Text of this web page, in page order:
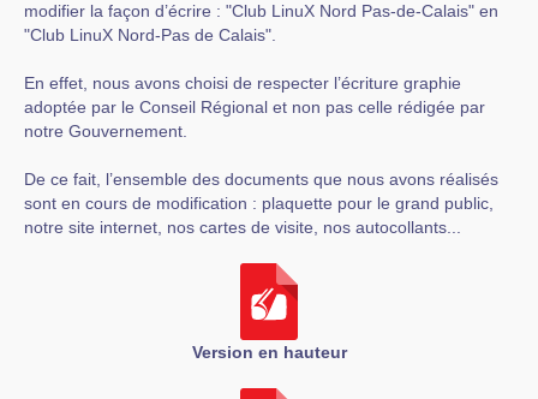
modifier la façon d’écrire : "Club LinuX Nord Pas-de-Calais" en
"Club LinuX Nord-Pas de Calais".
En effet, nous avons choisi de respecter l’écriture graphie
adoptée par le Conseil Régional et non pas celle rédigée par
notre Gouvernement.
De ce fait, l’ensemble des documents que nous avons réalisés
sont en cours de modification : plaquette pour le grand public,
notre site internet, nos cartes de visite, nos autocollants...
Version en hauteur